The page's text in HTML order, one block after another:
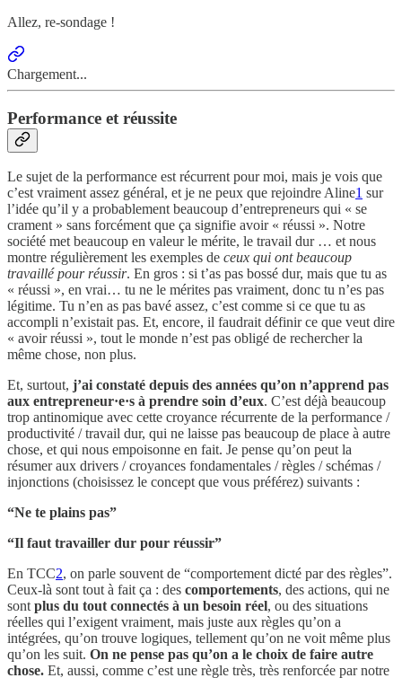
Allez, re-sondage !
Chargement...
Performance et réussite
Le sujet de la performance est récurrent pour moi, mais je vois que
c’est vraiment assez général, et je ne peux que rejoindre Aline1 sur
l’idée qu’il y a probablement beaucoup d’entrepreneurs qui « se
crament » sans forcément que ça signifie avoir « réussi ». Notre
société met beaucoup en valeur le mérite, le travail dur … et nous
montre régulièrement les exemples de ceux qui ont beaucoup
travaillé pour réussir. En gros : si t’as pas bossé dur, mais que tu as
« réussi », en vrai… tu ne le mérites pas vraiment, donc tu n’es pas
légitime. Tu n’en as pas bavé assez, c’est comme si ce que tu as
accompli n’existait pas. Et, encore, il faudrait définir ce que veut dire
« avoir réussi », tout le monde n’est pas obligé de rechercher la
même chose, non plus.
Et, surtout, j’ai constaté depuis des années qu’on n’apprend pas
aux entrepreneur·e·s à prendre soin d’eux. C’est déjà beaucoup
trop antinomique avec cette croyance récurrente de la performance /
productivité / travail dur, qui ne laisse pas beaucoup de place à autre
chose, et qui nous empoisonne en fait. Je pense qu’on peut la
résumer aux drivers / croyances fondamentales / règles / schémas /
injonctions (choisissez le concept que vous préférez) suivants :
“Ne te plains pas”
“Il faut travailler dur pour réussir”
En TCC2, on parle souvent de “comportement dicté par des règles”.
Ceux-là sont tout à fait ça : des comportements, des actions, qui ne
sontplus du tout connectés à un besoin réel, ou des situations
réelles qui l’exigent vraiment, mais juste aux règles qu’on a
intégrées, qu’on trouve logiques, tellement qu’on ne voit même plus
qu’on les suit. On ne pense pas qu’on a le choix de faire autre
chose. Et, aussi, comme c’est une règle très, très renforcée par notre